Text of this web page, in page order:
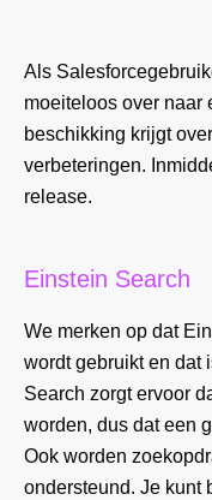
Als
moeiteloos over naar
beschikking krijgt
verbeteringen.
release.
Einstein Search
We merken op dat
wordt gebruikt en dat
Search zorgt ervoor
worden, dus dat een
Ook worden
ondersteund. Je kunt